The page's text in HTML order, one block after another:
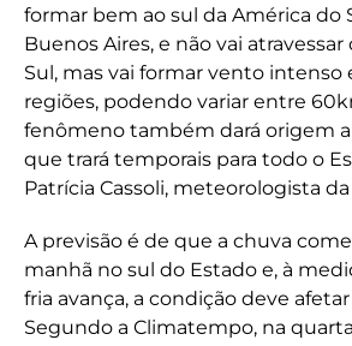
formar bem ao sul da América do
Buenos Aires, e não vai atravessar
Sul, mas vai formar vento intenso
regiões, podendo variar entre
fenômeno também dará origem
que trará temporais para todo o
Patrícia Cassoli, meteorologista
A previsão é de que a chuva
manhã no sul do Estado e, à
fria avança, a condição deve
Segundo a Climatempo, na